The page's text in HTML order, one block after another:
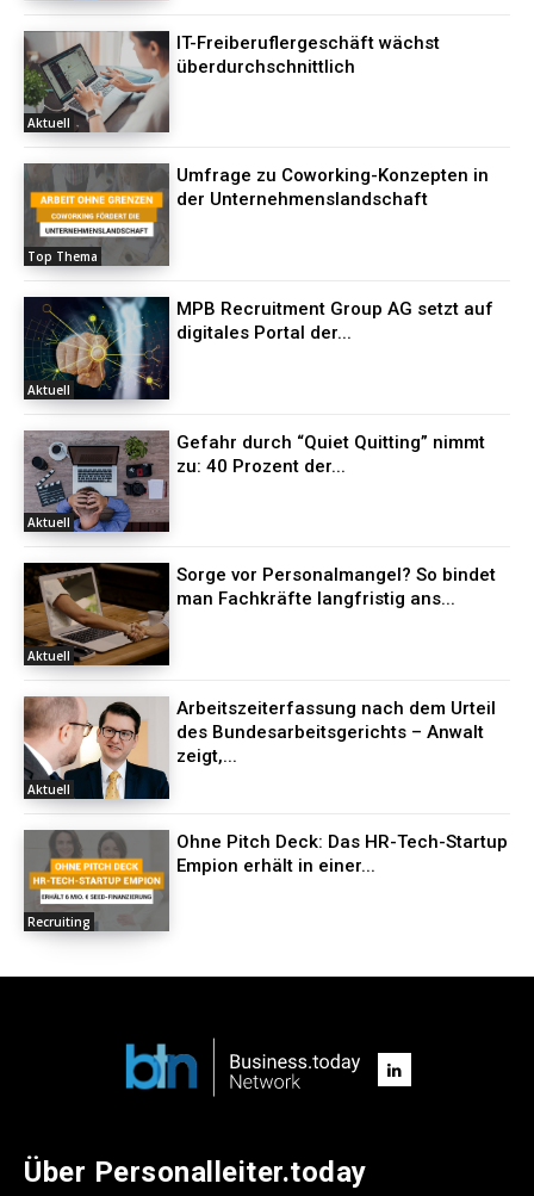
Aktuell
IT-Freiberuflergeschäft wächst
überdurchschnittlich
Top Thema
Umfrage zu Coworking-Konzepten in
der Unternehmenslandschaft
Aktuell
MPB Recruitment Group AG setzt auf
digitales Portal der...
Aktuell
Gefahr durch “Quiet Quitting” nimmt
zu: 40 Prozent der...
Aktuell
Sorge vor Personalmangel? So bindet
man Fachkräfte langfristig ans...
Aktuell
Arbeitszeiterfassung nach dem Urteil
des Bundesarbeitsgerichts – Anwalt
zeigt,...
Recruiting
Ohne Pitch Deck: Das HR-Tech-Startup
Empion erhält in einer...
Über Personalleiter.today